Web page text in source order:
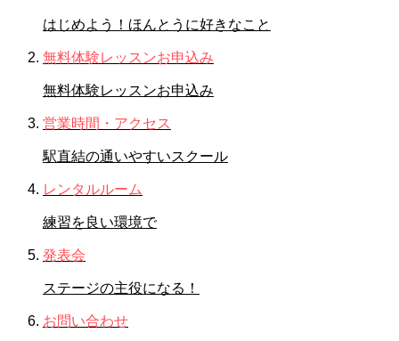
はじめよう！ほんとうに好きなこと
無料体験レッスンお申込み
無料体験レッスンお申込み
営業時間・アクセス
駅直結の通いやすいスクール
レンタルルーム
練習を良い環境で
発表会
ステージの主役になる！
お問い合わせ